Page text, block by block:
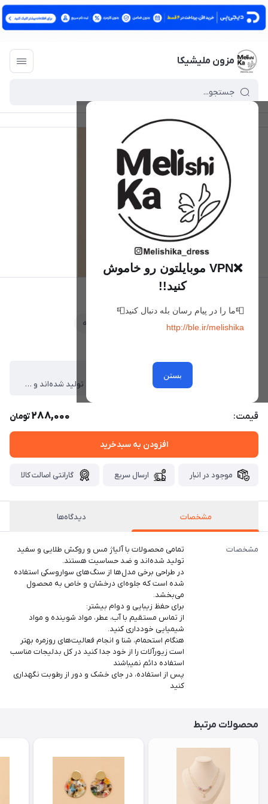
مزون ملیشیکا
❌VPN موبایلتون رو خاموش
کنید!!
📮ما را در پیام رسان بله دنبال کنید📮
http://ble.ir/melishika
بستن
علاقه‌مندی مقایسه
تمامی محصولات با آلیاژ مس و روکش طلایی و سفید تولید شده‌اند و ضد حساسیت هستند. ، در طراحی برخی مدل‌ها از سنگ‌های سواروسکی استفاده شده است که جلوه‌ای درخشان و خاص به محصول می‌بخشد. ، برای حفظ زیبایی و دوام بیشتر: ، از تماس مستقیم با آب، عطر، مواد شوینده و مواد شیمیایی خودداری کنید. ، هنگام استحمام، شنا و انجام فعالیت‌های روزمره بهتر است زیورآلات را از خود جدا کنید در کل بدلیجات مناسب استفاده دائم نمیباشند ، پس از استفاده، در جای خشک و دور از رطوبت نگهداری کنید
قیمت: 288,000تومان
افزودن به سبدخرید
موجود در انبار ارسال سریع گارانتی اصالت کالا
مشخصات دیدگاه‌ها
مشخصات
تمامی محصولات با آلیاژ مس و روکش طلایی و سفید
تولید شده‌اند و ضد حساسیت هستند.
در طراحی برخی مدل‌ها از سنگ‌های سواروسکی استفاده
شده است که جلوه‌ای درخشان و خاص به محصول
می‌بخشد.
برای حفظ زیبایی و دوام بیشتر:
از تماس مستقیم با آب، عطر، مواد شوینده و مواد
شیمیایی خودداری کنید.
هنگام استحمام، شنا و انجام فعالیت‌های روزمره بهتر
است زیورآلات را از خود جدا کنید در کل بدلیجات مناسب
استفاده دائم نمیباشند
پس از استفاده، در جای خشک و دور از رطوبت نگهداری
کنید
محصولات مرتبط